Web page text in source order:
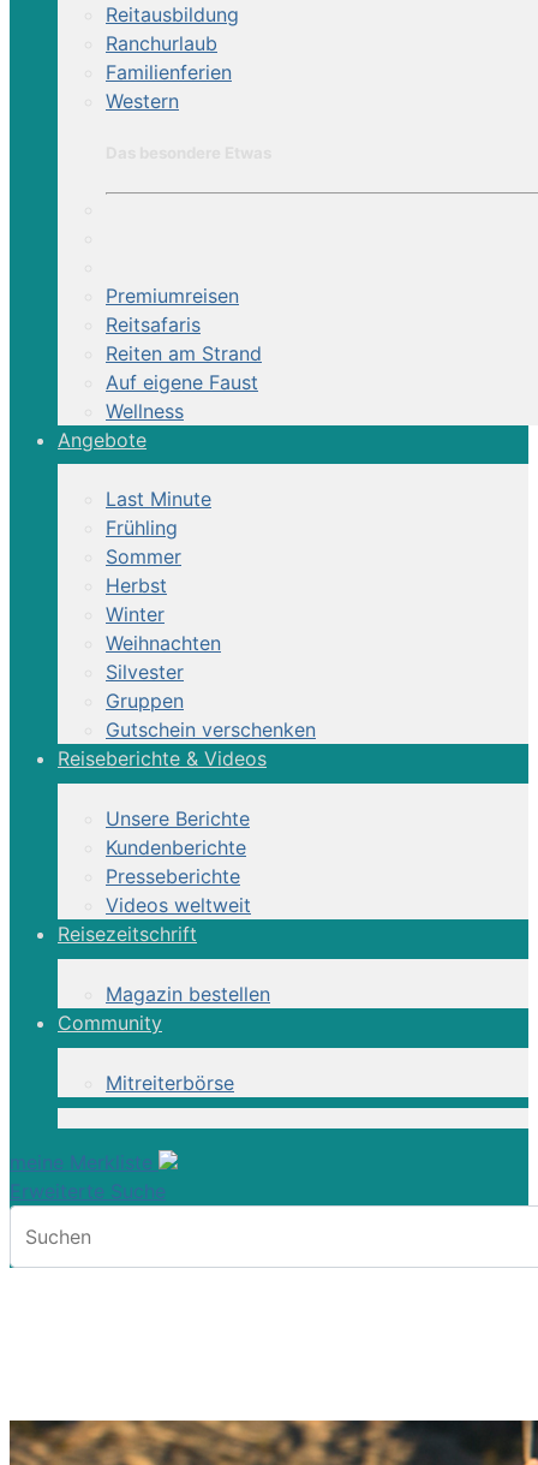
Reitausbildung
Ranchurlaub
Familienferien
Western
Premiumreisen
Reitsafaris
Reiten am Strand
Auf eigene Faust
Wellness
Angebote
Last Minute
Frühling
Sommer
Herbst
Winter
Weihnachten
Silvester
Gruppen
Gutschein verschenken
Reiseberichte & Videos
Unsere Berichte
Kundenberichte
Presseberichte
Videos weltweit
Reisezeitschrift
Magazin bestellen
Community
Mitreiterbörse
meine Merkliste
Erweiterte Suche